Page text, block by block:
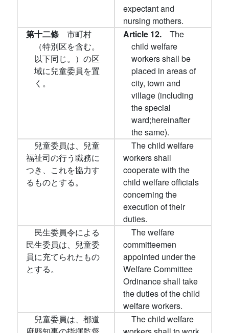
expectant and
nursing mothers.
第十二條 市町村
（特別区を含む。
以下同じ。）の区
域に兒童委員を置
く。
Article 12. The
child welfare
workers shall be
placed in areas of
city, town and
village (including
the special
ward;hereinafter
the same).
兒童委員は、兒童
福祉司の行う職務に
つき、これを協力す
るものとする。
The child welfare
workers shall
cooperate with the
child welfare officials
concerning the
execution of their
duties.
民生委員令による
民生委員は、兒童委
員に充てられたもの
とする。
The welfare
committeemen
appointed under the
Welfare Committee
Ordinance shall take
the duties of the child
welfare workers.
兒童委員は、都道
The child welfare